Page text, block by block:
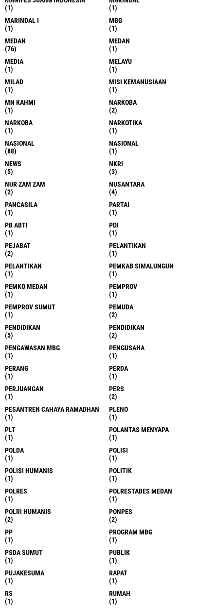
(1)
(1)
MARINDAL I
(1)
MBG
(1)
MEDAN
(76)
MEDAN
(1)
MEDIA
(1)
MELAYU
(1)
MILAD
(1)
MISI KEMANUSIAAN
(1)
MN KAHMI
(1)
NARKOBA
(2)
NARKOBA
(1)
NARKOTIKA
(1)
NASIONAL
(88)
NASIONAL
(1)
NEWS
(5)
NKRI
(3)
NUR ZAM ZAM
(2)
NUSANTARA
(4)
PANCASILA
(1)
PARTAI
(1)
PB ABTI
(1)
PDI
(1)
PEJABAT
(2)
PELANTIKAN
(1)
PELANTIKAN
(1)
PEMKAB SIMALUNGUN
(1)
PEMKO MEDAN
(1)
PEMPROV
(1)
PEMPROV SUMUT
(1)
PEMUDA
(2)
PENDIDIKAN
(5)
PENDIDIKAN
(2)
PENGAWASAN MBG
(1)
PENGUSAHA
(1)
PERANG
(1)
PERDA
(1)
PERJUANGAN
(1)
PERS
(2)
PESANTREN CAHAYA RAMADHAN
(1)
PLENO
(1)
PLT
(1)
POLANTAS MENYAPA
(1)
POLDA
(1)
POLISI
(1)
POLISI HUMANIS
(1)
POLITIK
(1)
POLRES
(1)
POLRESTABES MEDAN
(1)
POLRI HUMANIS
(2)
PONPES
(2)
PP
(1)
PROGRAM MBG
(1)
PSDA SUMUT
(1)
PUBLIK
(1)
PUJAKESUMA
(1)
RAPAT
(1)
RS
(1)
RUMAH
(1)